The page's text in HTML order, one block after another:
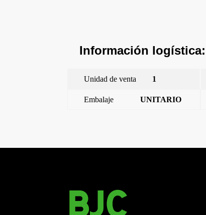
Información logística:
Unidad de venta 1
Embalaje UNITARIO